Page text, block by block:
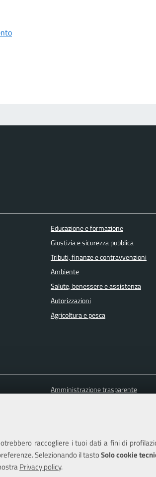
raccogliere i tuoi dati a fini di
Selezionando il tastoSolo cookie
Privacy policy.
Educazione e formazione
Giustizia e sicurezza pubblica
Tributi, finanze e contravvenzioni
Ambiente
Salute, benessere e assistenza
Autorizzazioni
Agricoltura e pesca
Amministrazione trasparente
Dichiarazione di accessibilità